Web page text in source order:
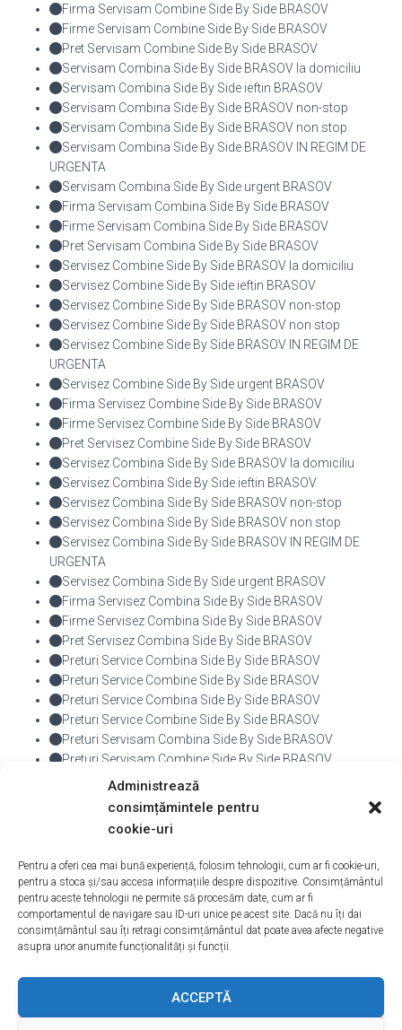
Administrează
consimțămintele pentru
cookie-uri
Pentru a oferi cea mai bună experiență, folosim tehnologii, cum ar fi cookie-uri,
pentru a stoca și/sau accesa informațiile despre dispozitive. Consimțământul
pentru aceste tehnologii ne permite să procesăm date, cum ar fi
comportamentul de navigare sau ID-uri unice pe acest site. Dacă nu îți dai
consimțământul sau îți retragi consimțământul dat poate avea afecte negative
asupra unor anumite funcționalități și funcții.
ACCEPTĂ
Firma Servisam Combine Side By Side BRASOV
Firme Servisam Combine Side By Side BRASOV
Pret Servisam Combine Side By Side BRASOV
Servisam Combina Side By Side BRASOV la domiciliu
Servisam Combina Side By Side ieftin BRASOV
Servisam Combina Side By Side BRASOV non-stop
Servisam Combina Side By Side BRASOV non stop
Servisam Combina Side By Side BRASOV IN REGIM DE
URGENTA
Servisam Combina Side By Side urgent BRASOV
Firma Servisam Combina Side By Side BRASOV
Firme Servisam Combina Side By Side BRASOV
Pret Servisam Combina Side By Side BRASOV
Servisez Combine Side By Side BRASOV la domiciliu
Servisez Combine Side By Side ieftin BRASOV
Servisez Combine Side By Side BRASOV non-stop
Servisez Combine Side By Side BRASOV non stop
Servisez Combine Side By Side BRASOV IN REGIM DE
URGENTA
Servisez Combine Side By Side urgent BRASOV
Firma Servisez Combine Side By Side BRASOV
Firme Servisez Combine Side By Side BRASOV
Pret Servisez Combine Side By Side BRASOV
Servisez Combina Side By Side BRASOV la domiciliu
Servisez Combina Side By Side ieftin BRASOV
Servisez Combina Side By Side BRASOV non-stop
Servisez Combina Side By Side BRASOV non stop
Servisez Combina Side By Side BRASOV IN REGIM DE
URGENTA
Servisez Combina Side By Side urgent BRASOV
Firma Servisez Combina Side By Side BRASOV
Firme Servisez Combina Side By Side BRASOV
Pret Servisez Combina Side By Side BRASOV
Preturi Service Combina Side By Side BRASOV
Preturi Service Combine Side By Side BRASOV
Preturi Service Combina Side By Side BRASOV
Preturi Service Combine Side By Side BRASOV
Preturi Servisam Combina Side By Side BRASOV
Preturi Servisam Combine Side By Side BRASOV
Preturi Servisez Combina Side By Side BRASOV
DESPRE NOI SERVICII